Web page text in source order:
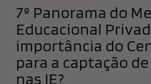
7º Panorama do
Educacional
importância do
para a captação
nas IE?